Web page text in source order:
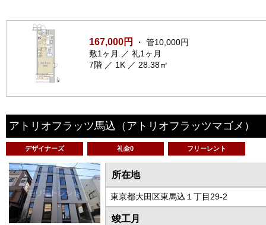
167,000円
・ 管10,000円
敷1ヶ月 ／ 礼1ヶ月
7階 ／ 1K ／ 28.38㎡
アトリオフラッツ馬込 （アトリオフラッツマゴメ）
デザイナーズ 礼金0 フリーレント
所在地
東京都大田区東馬込１丁目29-2
竣工月